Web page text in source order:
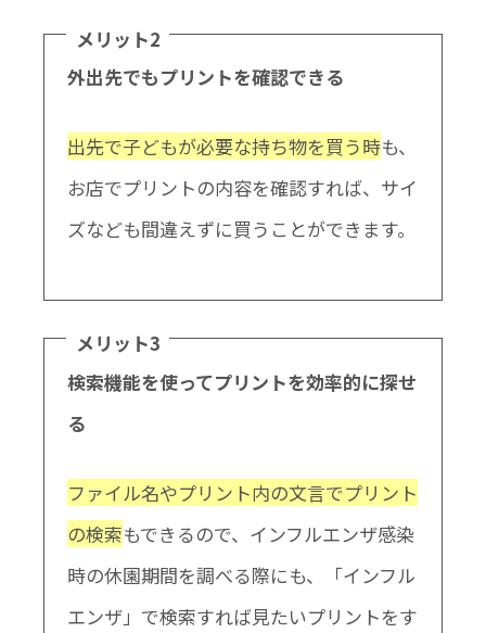
メリット2
外出先でもプリントを確認できる
出先で子どもが必要な持ち物を買う時も、
お店でプリントの内容を確認すれば、サイ
ズなども間違えずに買うことができます。
メリット3
検索機能を使ってプリントを効率的に探せ
る
ファイル名やプリント内の文言でプリント
の検索もできるので、インフルエンザ感染
時の休園期間を調べる際にも、「インフル
エンザ」で検索すれば見たいプリントをす